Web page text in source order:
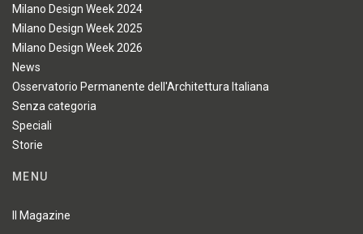
Milano Design Week 2024
Milano Design Week 2025
Milano Design Week 2026
News
Osservatorio Permanente dell'Architettura Italiana
Senza categoria
Speciali
Storie
MENU
Il Magazine